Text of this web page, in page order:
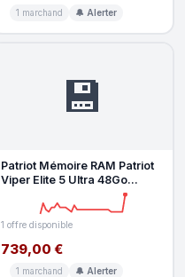
1 marchand 🔔 Alerter
💾
Patriot Mémoire RAM Patriot
Viper Elite 5 Ultra 48Go
2x24Go DDR5 6000MHz
CL32 XM
1 offre disponible
739,00 €
1 marchand 🔔 Alerter